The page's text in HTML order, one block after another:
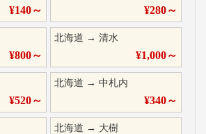
¥140～ ¥280～
¥800～
北海道 →清水
¥1,000～
¥520～
北海道 →中札内
¥340～
北海道 → 大樹